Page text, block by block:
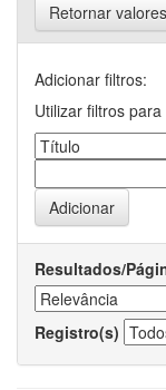
Retornar valores
Adicionar filtros:
Utilizar filtros
Resultados/
Registro(s)